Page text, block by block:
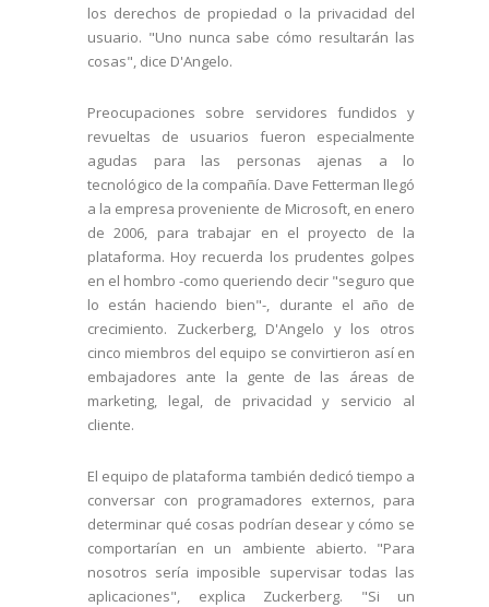
los derechos de propiedad o la privacidad del
usuario. "Uno nunca sabe cómo resultarán las
cosas", dice D'Angelo.
Preocupaciones sobre servidores fundidos y
revueltas de usuarios fueron especialmente
agudas para las personas ajenas a lo
tecnológico de la compañía. Dave Fetterman llegó
a la empresa proveniente de Microsoft, en enero
de 2006, para trabajar en el proyecto de la
plataforma. Hoy recuerda los prudentes golpes
en el hombro -como queriendo decir "seguro que
lo están haciendo bien"-, durante el año de
crecimiento. Zuckerberg, D'Angelo y los otros
cinco miembros del equipo se convirtieron así en
embajadores ante la gente de las áreas de
marketing, legal, de privacidad y servicio al
cliente.
El equipo de plataforma también dedicó tiempo a
conversar con programadores externos, para
determinar qué cosas podrían desear y cómo se
comportarían en un ambiente abierto. "Para
nosotros sería imposible supervisar todas las
aplicaciones", explica Zuckerberg. "Si un